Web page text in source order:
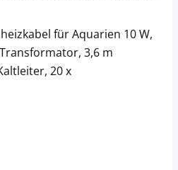
für Aquarien 10 W,
3,6 m
20 x